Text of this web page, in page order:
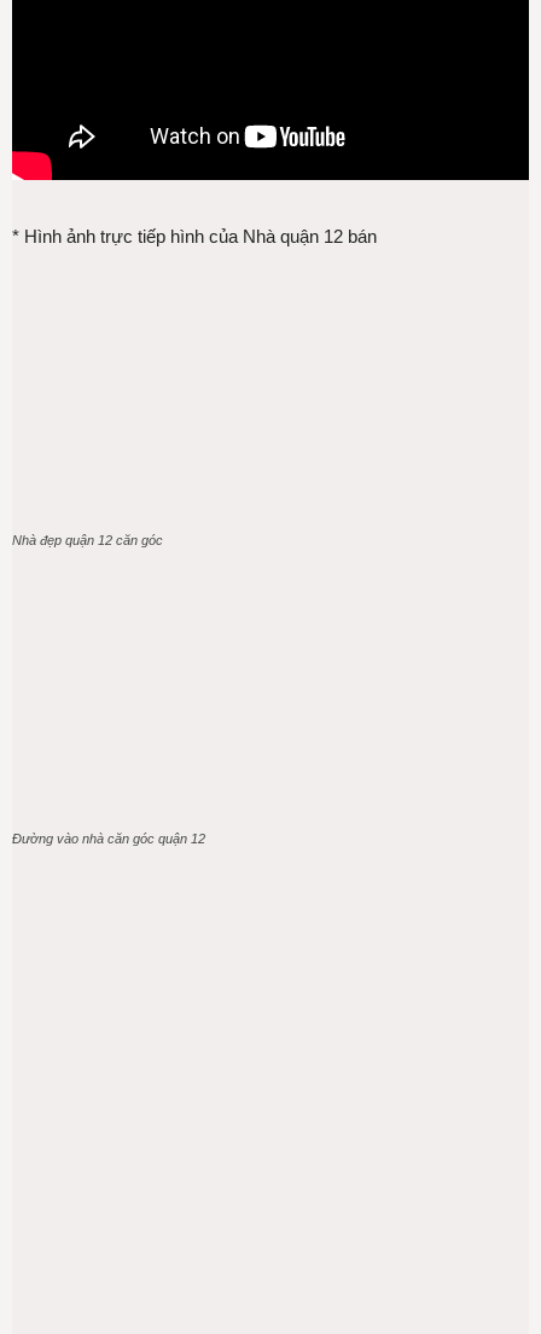
* Hình ảnh trực tiếp hình của Nhà quận 12 bán
Nhà đẹp quận 12 căn góc
Đường vào nhà căn góc quận 12